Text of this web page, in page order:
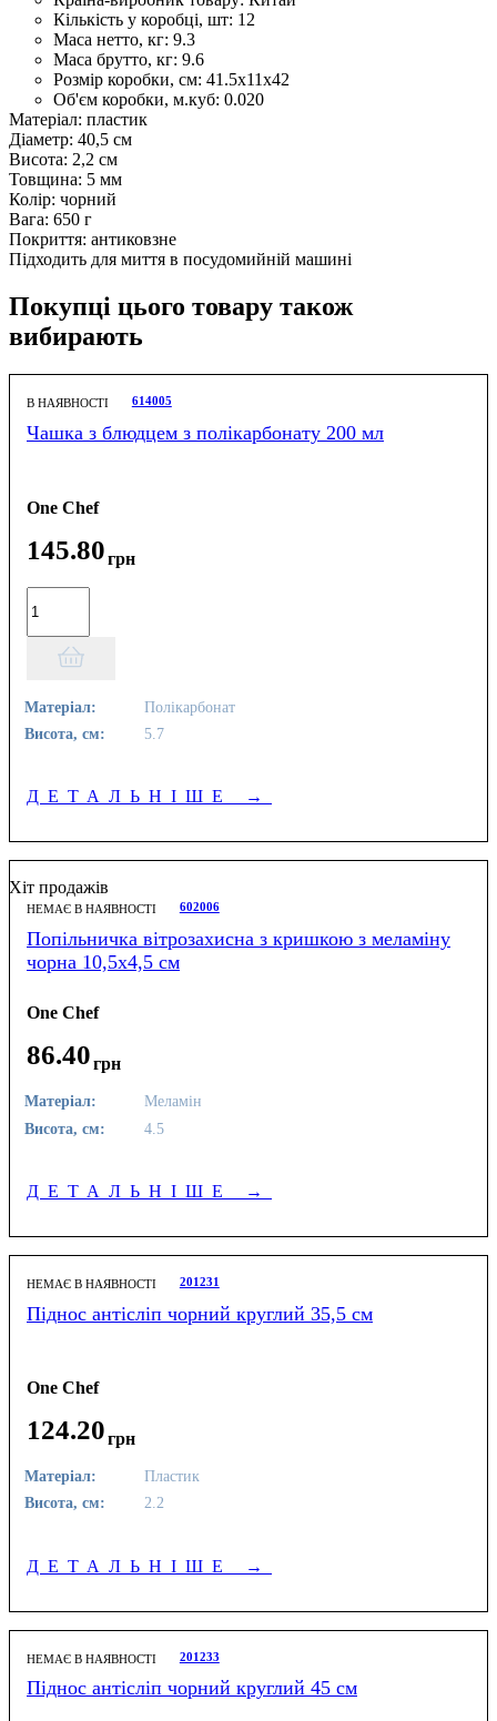
Кількість у коробці, шт: 12
Маса нетто, кг: 9.3
Маса брутто, кг: 9.6
Розмір коробки, см: 41.5х11х42
Об'єм коробки, м.куб: 0.020
Матеріал: пластик
Діаметр: 40,5 см
Висота: 2,2 см
Товщина: 5 мм
Колір: чорний
Вага: 650 г
Покриття: антиковзне
Підходить для миття в посудомийній машині
Покупці цього товару також
вибирають
В НАЯВНОСТІ 614005
Чашка з блюдцем з полікарбонату 200 мл
One Chef
145.80грн
Матеріал:
Полікарбонат
Висота, см:
5.7
ДЕТАЛЬНІШЕ →
Хіт продажів
НЕМАЄ В НАЯВНОСТІ 602006
Попільничка вітрозахисна з кришкою з меламіну
чорна 10,5х4,5 см
One Chef
86.40грн
Матеріал:
Меламін
Висота, см:
4.5
ДЕТАЛЬНІШЕ →
НЕМАЄ В НАЯВНОСТІ 201231
Піднос антісліп чорний круглий 35,5 см
One Chef
124.20грн
Матеріал:
Пластик
Висота, см:
2.2
ДЕТАЛЬНІШЕ →
НЕМАЄ В НАЯВНОСТІ 201233
Піднос антісліп чорний круглий 45 см